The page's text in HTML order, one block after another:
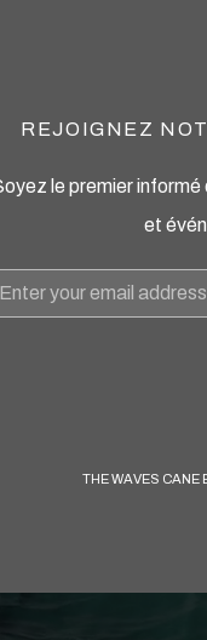
REJOIGNEZ
le premier
et
THE WAVES CANE